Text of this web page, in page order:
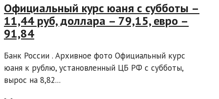
Официальный курс юаня с субботы –
11,44 руб, доллара – 79,15, евро –
91,84
Банк России . Архивное фото Официальный курс
юаня к рублю, установленный ЦБ РФ с субботы,
вырос на 8,82...